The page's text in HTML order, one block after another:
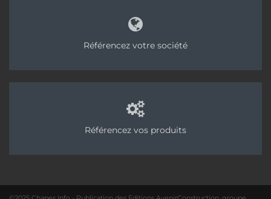
Référencez votre société
Référencez vos produits